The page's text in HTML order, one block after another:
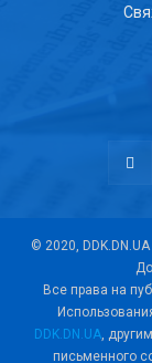
© 2020,
Все права на
DDK.DN.UA,
письменного